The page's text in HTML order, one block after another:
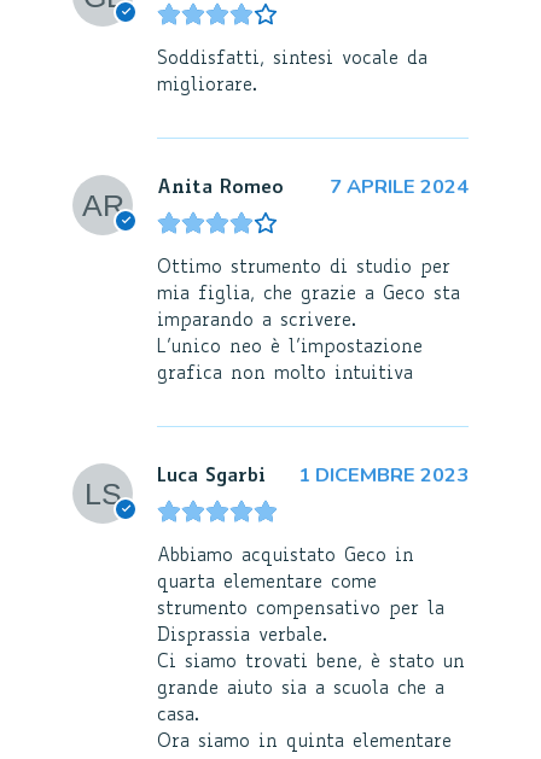
Soddisfatti, sintesi vocale da
migliorare.
Anita Romeo 7 APRILE 2024
Ottimo strumento di studio per
mia figlia, che grazie a Geco sta
imparando a scrivere.
L’unico neo è l’impostazione
grafica non molto intuitiva
Luca Sgarbi 1 DICEMBRE 2023
Abbiamo acquistato Geco in
quarta elementare come
strumento compensativo per la
Disprassia verbale.
Ci siamo trovati bene, è stato un
grande aiuto sia a scuola che a
casa.
Ora siamo in quinta elementare